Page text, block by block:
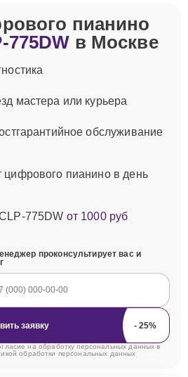
пианино
775DW в Москве
мастера или курьера
обслуживание
пианино в день
775DW от 1000 руб
проконсультирует вас и
заявку
на обработку персональных данных в
обработки персональных данных